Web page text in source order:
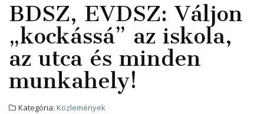
BDSZ, EVDSZ: Váljon
„kockássá” az iskola,
az utca és minden
munkahely!
Kategória: Közlemények